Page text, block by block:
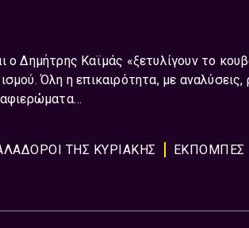
ο Δημήτρης Καϊμάς «ξετυλίγουν το
Όλη η επικαιρότητα, με
αφιερώματα…
ΤΗΣ ΚΥΡΙΑΚΗΣ ΕΚΠΟΜΠΈΣ